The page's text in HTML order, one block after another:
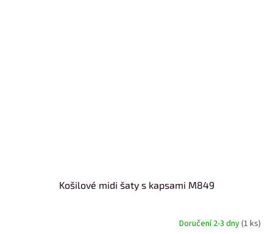
Košilové midi šaty s kapsami M849
Doručení 2-3 dny(1 ks)